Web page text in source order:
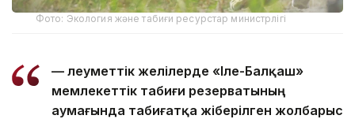
Фото: Экология және табиғи ресурстар министрлігі
— Әлеуметтік желілерде «Іле-Балқаш»
мемлекеттік табиғи резерватының
аумағында табиғатқа жіберілген жолбарыс